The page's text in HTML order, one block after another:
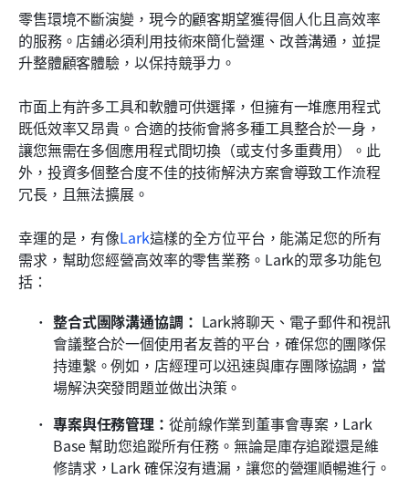
零售環境不斷演變，現今的顧客期望獲得個人化且高效率
的服務。店鋪必須利用技術來簡化營運、改善溝通，並提
升整體顧客體驗，以保持競爭力。
市面上有許多工具和軟體可供選擇，但擁有一堆應用程式
既低效率又昂貴。合適的技術會將多種工具整合於一身，
讓您無需在多個應用程式間切換（或支付多重費用）。此
外，投資多個整合度不佳的技術解決方案會導致工作流程
冗長，且無法擴展。
幸運的是，有像Lark這樣的全方位平台，能滿足您的所有
需求，幫助您經營高效率的零售業務。Lark的眾多功能包
括：
整合式團隊溝通協調： Lark將聊天、電子郵件和視訊
會議整合於一個使用者友善的平台，確保您的團隊保
持連繫。例如，店經理可以迅速與庫存團隊協調，當
場解決突發問題並做出決策。
專案與任務管理： 從前線作業到董事會專案，Lark
Base 幫助您追蹤所有任務。無論是庫存追蹤還是維
修請求，Lark 確保沒有遺漏，讓您的營運順暢進行。